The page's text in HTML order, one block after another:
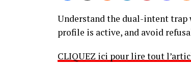
Understand the dual-intent trap
profile is active, and avoid
CLIQUEZ ici pour lire tout